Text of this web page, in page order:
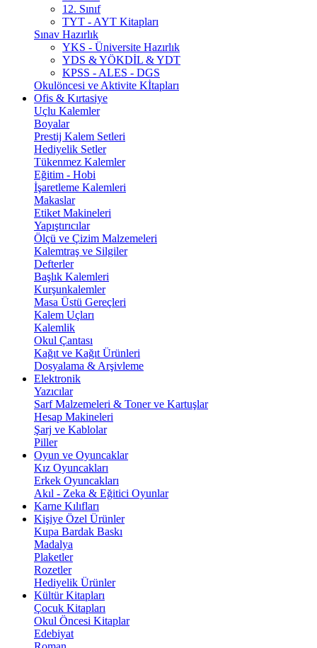
12. Sınıf
TYT - AYT Kitapları
Sınav Hazırlık
YKS - Üniversite Hazırlık
YDS & YÖKDİL & YDT
KPSS - ALES - DGS
Okulöncesi ve Aktivite Kİtapları
Ofis & Kırtasiye
Uçlu Kalemler
Boyalar
Prestij Kalem Setleri
Hediyelik Setler
Tükenmez Kalemler
Eğitim - Hobi
İşaretleme Kalemleri
Makaslar
Etiket Makineleri
Yapıştırıcılar
Ölçü ve Çizim Malzemeleri
Kalemtraş ve Silgiler
Defterler
Başlık Kalemleri
Kurşunkalemler
Masa Üstü Gereçleri
Kalem Uçları
Kalemlik
Okul Çantası
Kağıt ve Kağıt Ürünleri
Dosyalama & Arşivleme
Elektronik
Yazıcılar
Sarf Malzemeleri & Toner ve Kartuşlar
Hesap Makineleri
Şarj ve Kablolar
Piller
Oyun ve Oyuncaklar
Kız Oyuncakları
Erkek Oyuncakları
Akıl - Zeka & Eğitici Oyunlar
Karne Kılıfları
Kişiye Özel Ürünler
Kupa Bardak Baskı
Madalya
Plaketler
Rozetler
Hediyelik Ürünler
Kültür Kitapları
Çocuk Kitapları
Okul Öncesi Kitaplar
Edebiyat